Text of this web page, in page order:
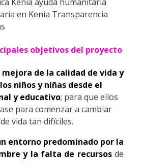
objetivos del proyecto
de la calidad de vida y
niños y niñas desde el
y educativo; para que ellos
para comenzar a cambiar
vida tan difíciles.
entorno predominado por la
y la falta de recursos de